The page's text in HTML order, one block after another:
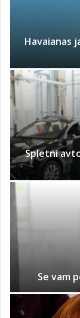
Havaianas
Spletni
Se vam